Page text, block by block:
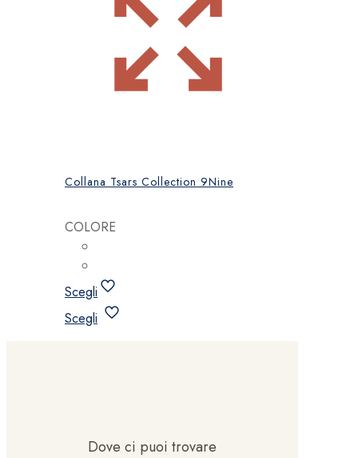
Collana Tsars Collection 9Nine
COLORE
Scegli
Scegli Questo
possono
Dove ci puoi trovare